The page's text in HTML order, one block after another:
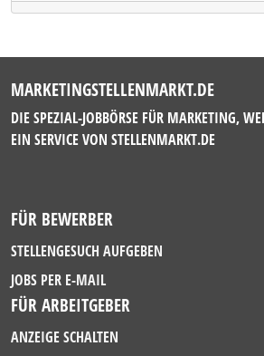
MARKETINGSTELLENMARKT.DE
DIE SPEZIAL-JOBBÖRSE FÜR MARKETING,
EIN SERVICE VON STELLENMARKT.DE
FÜR BEWERBER
STELLENGESUCH AUFGEBEN
JOBS PER E-MAIL
FÜR ARBEITGEBER
ANZEIGE SCHALTEN